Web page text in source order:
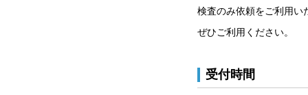
検査のみ依頼をご利用
ぜひご利用ください。
受付時間